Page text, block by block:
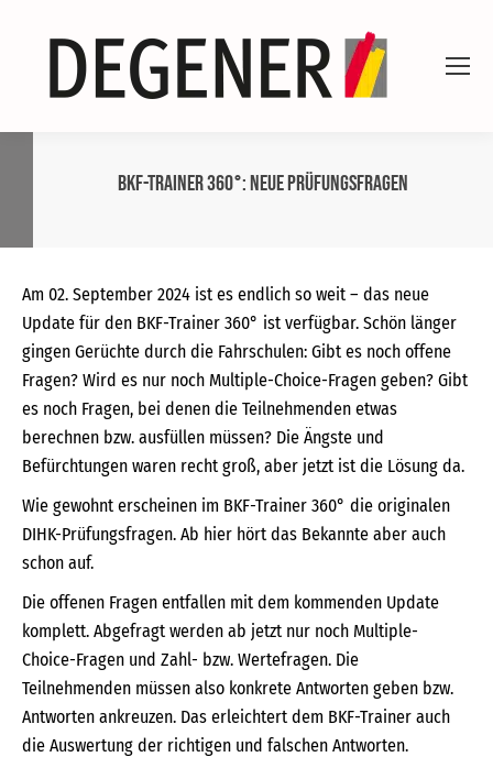
BKF-Trainer 360°: Neue Prüfungsfragen
Am 02. September 2024 ist es endlich so weit – das neue
Update für den BKF-Trainer 360° ist verfügbar. Schön länger
gingen Gerüchte durch die Fahrschulen: Gibt es noch offene
Fragen? Wird es nur noch Multiple-Choice-Fragen geben? Gibt
es noch Fragen, bei denen die Teilnehmenden etwas
berechnen bzw. ausfüllen müssen? Die Ängste und
Befürchtungen waren recht groß, aber jetzt ist die Lösung da.
Wie gewohnt erscheinen im BKF-Trainer 360° die originalen
DIHK-Prüfungsfragen. Ab hier hört das Bekannte aber auch
schon auf.
Die offenen Fragen entfallen mit dem kommenden Update
komplett. Abgefragt werden ab jetzt nur noch Multiple-
Choice-Fragen und Zahl- bzw. Wertefragen. Die
Teilnehmenden müssen also konkrete Antworten geben bzw.
Antworten ankreuzen. Das erleichtert dem BKF-Trainer auch
die Auswertung der richtigen und falschen Antworten.